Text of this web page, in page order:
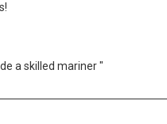
a skilled mariner "